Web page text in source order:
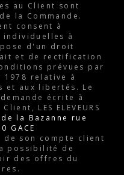
au Client sont
la Commande.
consent à
individuelles à
d'un droit
et de rectification
prévues par
relative à
et aux libertés. Le
écrite à
LES ELEVEURS
la Bazanne rue
GACE
son compte client
possibilité de
des offres du